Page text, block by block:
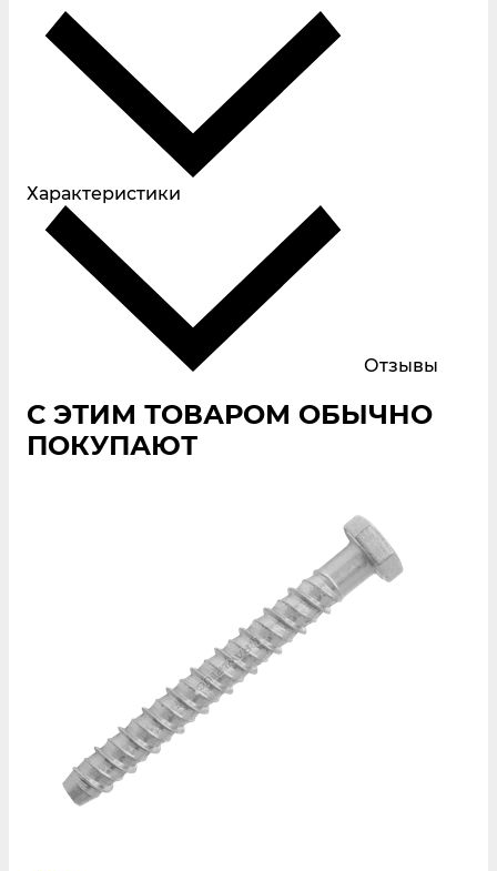
Характеристики
Отзывы
С ЭТИМ ТОВАРОМ ОБЫЧНО
ПОКУПАЮТ